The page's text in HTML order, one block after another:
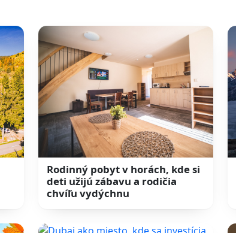
Rodinný pobyt v horách, kde si
deti užijú zábavu a rodičia
chvíľu vydýchnu